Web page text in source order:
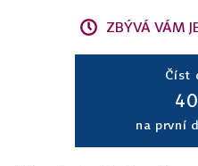
ZBÝVÁ VÁM
Číst
na první